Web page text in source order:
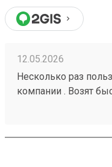
12.05.2026
Несколько раз
компании . Возят
поддержки все